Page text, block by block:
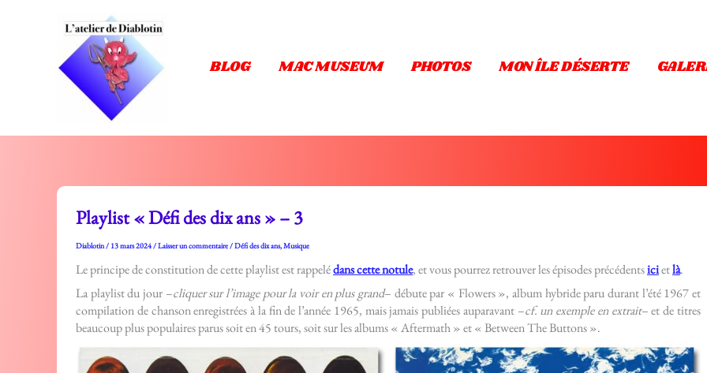
BLOG MAC MUSEUM PHOTOS MON ÎLE DÉSERTE
Playlist « Défi des dix ans » – 3
Diablotin/ 13 mars 2024/Laisser un commentaire/Défi des dix ans,Musique
Le principe de constitution de cette playlist est rappelédans cette notule, et vous pourrez retrouver les épisodes précédentsicietlà.
La playlist du jour –cliquer sur l’image pour la voir en plus grand– débute par « Flowers », album hybride paru durant l’été 1967 et
compilation de chanson enregistrées à la fin de l’année 1965, mais jamais publiées auparavant –cf.un exemple en extrait– et de titres
beaucoup plus populaires parus soit en 45 tours, soit sur les albums « Aftermath » et « Between The Buttons ».